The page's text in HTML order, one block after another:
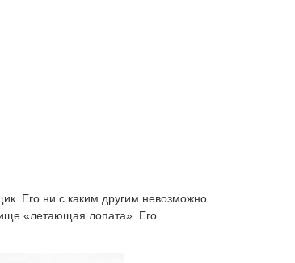
Его ни с каким другим невозможно
«летающая лопата». Его